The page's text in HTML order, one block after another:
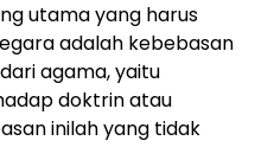
utama yang harus
adalah kebebasan
agama, yaitu
doktrin atau
inilah yang tidak